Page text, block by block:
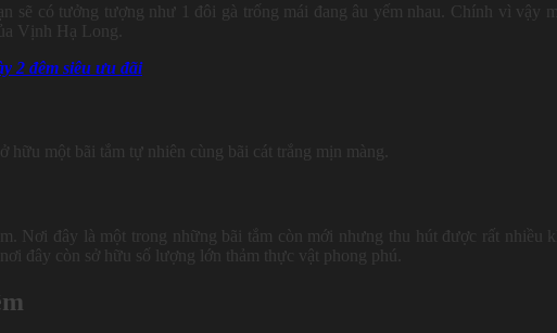
sẽ có tưởng tượng như 1 đôi gà trống mái đang âu yếm nhau. Chính vì vậy
Vịnh Hạ Long.
2 đêm siêu ưu đãi
một bãi tắm tự nhiên cùng bãi cát trắng mịn màng.
Nơi đây là một trong những bãi tắm còn mới nhưng thu hút được rất nhiều
đây còn sở hữu số lượng lớn thảm thực vật phong phú.